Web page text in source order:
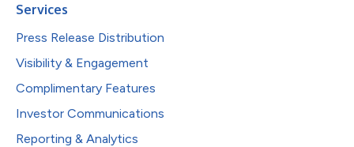
Services
Press Release Distribution
Visibility & Engagement
Complimentary Features
Investor Communications
Reporting & Analytics